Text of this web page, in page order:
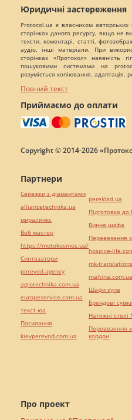
Юридичні застереження
Protocol.ua є власником
сторінках даного ресурсу, якщо не
тексти, коментарі, статті,
аудіо, інші матеріали. При
сторінках «Протокол» наявність
пошуковими системами на
розуміється копіювання, адаптація,
Повний текст
Приймаємо до оплати
Copyright © 2014-2026
Про проект
Партнери
Сережки з діамантами
alliancetechnika.ua
миралинкс
Веб мастер
https://motokosmos.ua/
Синтезатори
perevod.agency
agrotechnika.com.ua
europeservice.com.ua
текст юа
Посилання
kievperevod.com.ua
pereklad.ua
Підготовка
Винна шафа
Перевезення
hospice-
mk-
maltina.com.ua
Шафи купе
Брендові
Натяжні стелі
Перевезення
кордон